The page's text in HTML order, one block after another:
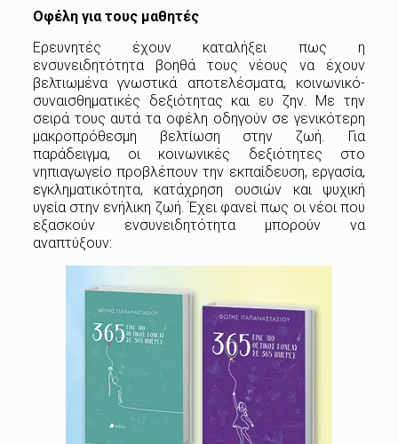
Οφέλη για τους μαθητές
Ερευνητές έχουν καταλήξει πως η
ενσυνειδητότητα βοηθά τους νέους να έχουν
βελτιωμένα γνωστικά αποτελέσματα, κοινωνικό-
συναισθηματικές δεξιότητας και ευ ζην. Με την
σειρά τους αυτά τα οφέλη οδηγούν σε γενικότερη
μακροπρόθεσμη βελτίωση στην ζωή. Για
παράδειγμα, οι κοινωνικές δεξιότητες στο
νηπιαγωγείο προβλέπουν την εκπαίδευση, εργασία,
εγκληματικότητα, κατάχρηση ουσιών και ψυχική
υγεία στην ενήλικη ζωή. Έχει φανεί πως οι νέοι που
εξασκούν ενσυνειδητότητα μπορούν να
αναπτύξουν: